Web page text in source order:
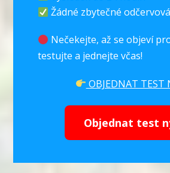
Žádné zbytečné
Nečekejte, až se objeví
testujte a jednejte včas!
OBJEDNAT TEST
Objednat test